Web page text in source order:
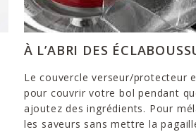
À L’ABRI DES
Le couvercle verseur/protecteur
pour couvrir votre bol pendant
ajoutez des ingrédients. Pour
les saveurs sans mettre la